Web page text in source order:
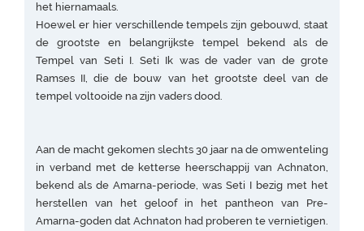
het hiernamaals.
Hoewel er hier verschillende tempels zijn gebouwd, staat
de grootste en belangrijkste tempel bekend als de
Tempel van Seti I. Seti Ik was de vader van de grote
Ramses II, die de bouw van het grootste deel van de
tempel voltooide na zijn vaders dood.
Aan de macht gekomen slechts 30 jaar na de omwenteling
in verband met de ketterse heerschappij van Achnaton,
bekend als de Amarna-periode, was Seti I bezig met het
herstellen van het geloof in het pantheon van Pre-
Amarna-goden dat Achnaton had proberen te vernietigen.